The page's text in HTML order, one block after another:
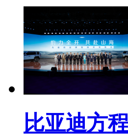
比亚迪方